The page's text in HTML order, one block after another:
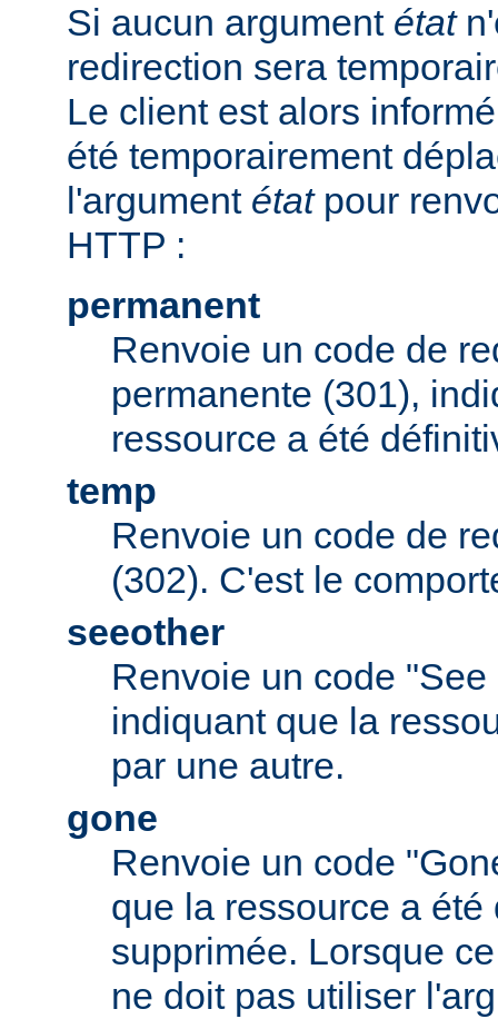
Si aucun argument état
redirection sera
Le client est alors
été temporairement
l'argument étatpour
HTTP :
permanent
Renvoie un code de
permanente (301),
ressource a été
temp
Renvoie un code de
(302). C'est le
seeother
Renvoie un code
indiquant que la
par une autre.
gone
Renvoie un code
que la ressource a été
supprimée. Lorsque
ne doit pas utiliser